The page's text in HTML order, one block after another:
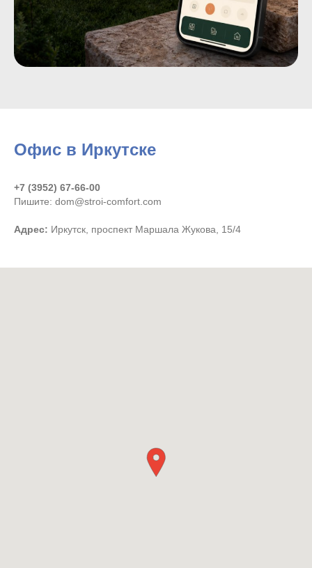
Офис в Иркутске
+7 (3952) 67-66-00
Пишите: dom@stroi-comfort.com
Адрес: Иркутск, проспект Маршала Жукова, 15/4